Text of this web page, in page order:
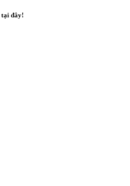
tại đây!